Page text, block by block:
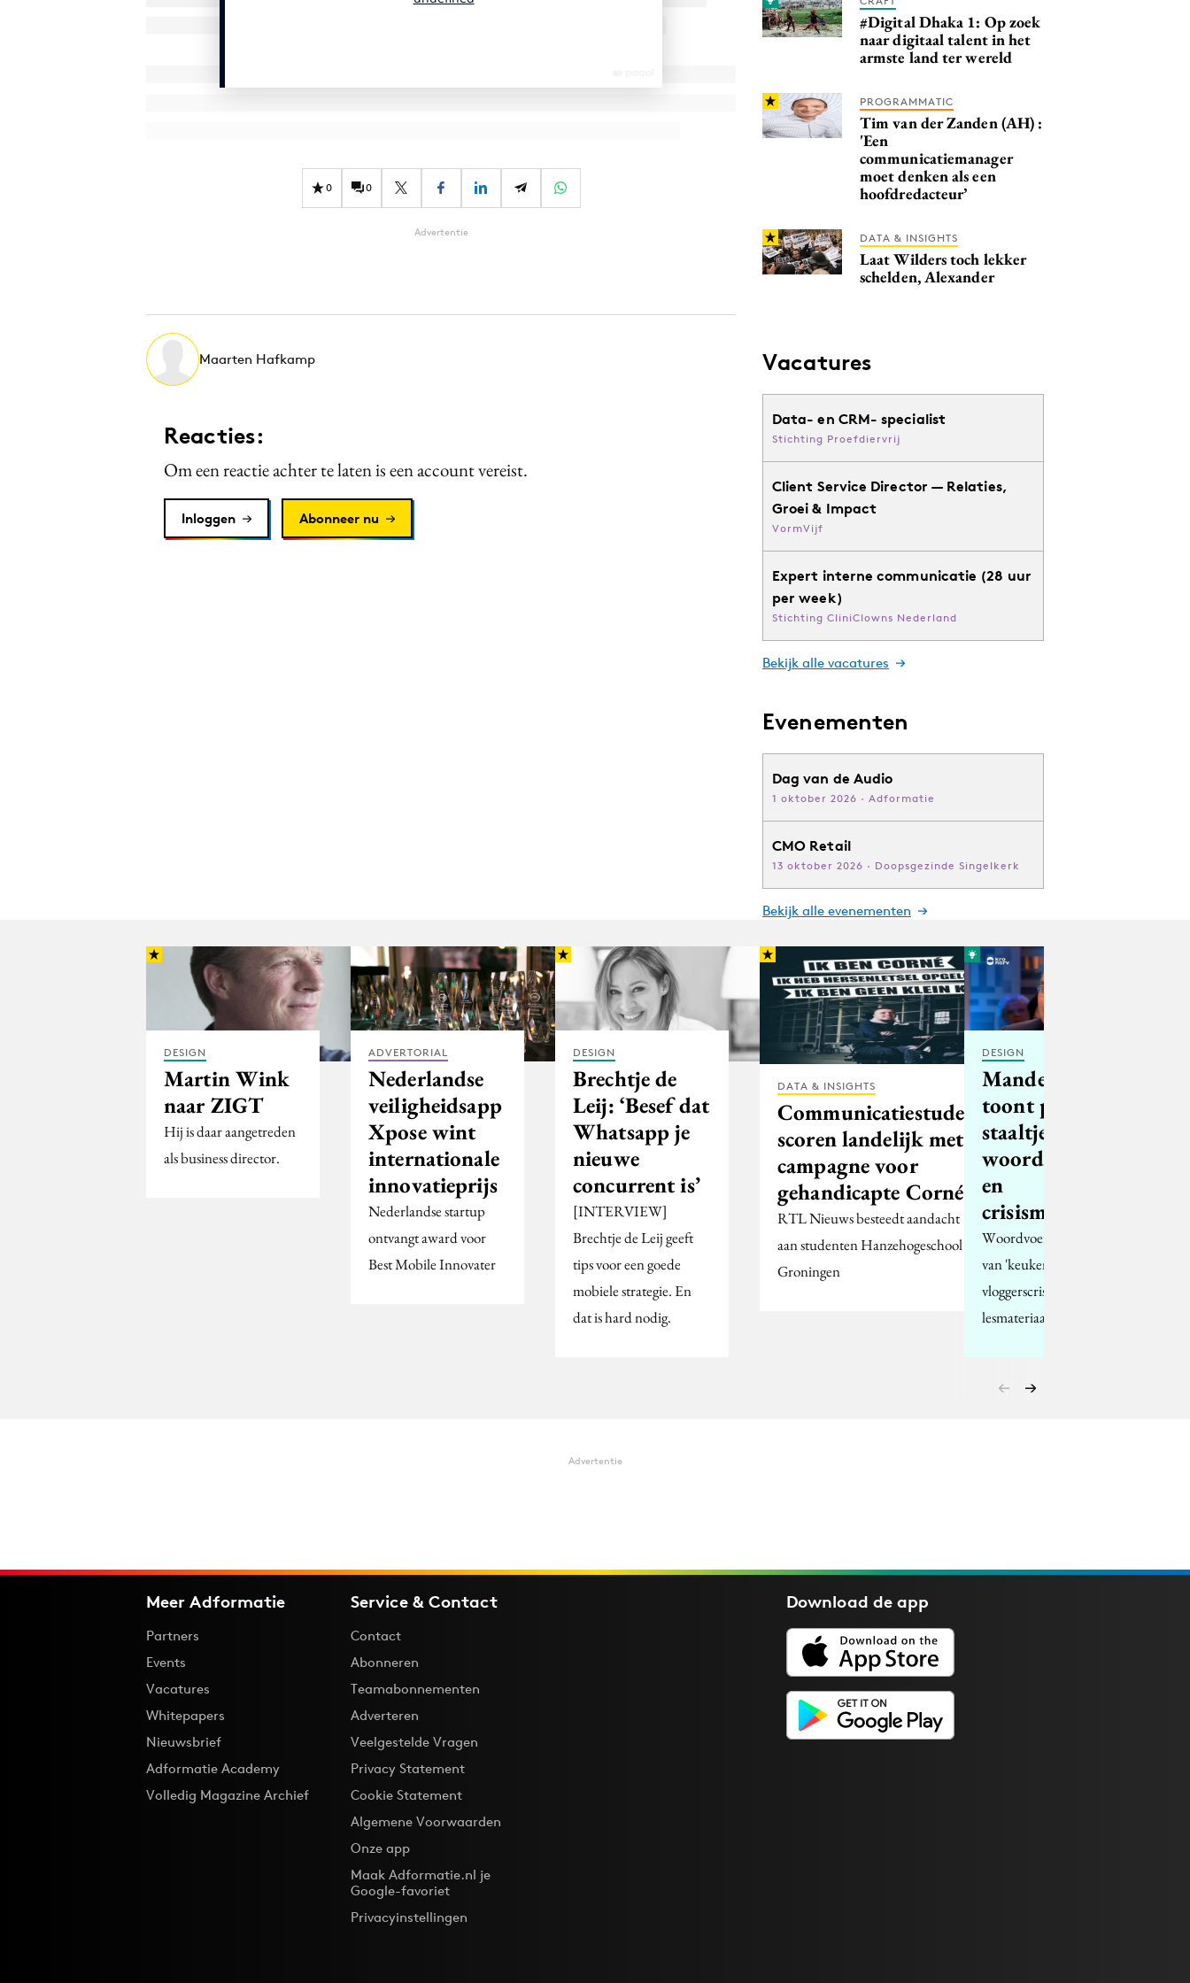
0 0
Advertentie
Maarten Hafkamp
Reacties:
Om een reactie achter te laten is een account vereist.
Inloggen Abonneer nu
#Digital Dhaka 1: Op zoek
naar digitaal talent in het
armste land ter wereld
PROGRAMMATIC
Tim van der Zanden (AH) :
'Een
communicatiemanager
moet denken als een
hoofdredacteur’
DATA & INSIGHTS
Laat Wilders toch lekker
schelden, Alexander
Vacatures
Data- en CRM- specialist
Stichting Proefdiervrij
Client Service Director — Relaties,
Groei & Impact
VormVijf
Expert interne communicatie (28 uur
per week)
Stichting CliniClowns Nederland
Bekijk alle vacatures
Evenementen
Dag van de Audio
1 oktober 2026 · Adformatie
CMO Retail
13 oktober 2026 · Doopsgezinde Singelkerk
Bekijk alle evenementen
DESIGN
Martin Wink
naar ZIGT
Hij is daar aangetreden
als business director.
ADVERTORIAL
Nederlandse
veiligheidsapp
Xpose wint
internationale
innovatieprijs
Nederlandse startup
ontvangt award voor
Best Mobile Innovater
DESIGN
Brechtje de
Leij: ‘Besef dat
Whatsapp je
nieuwe
concurrent is’
[INTERVIEW]
Brechtje de Leij geeft
tips voor een goede
mobiele strategie. En
dat is hard nodig.
DATA & INSIGHTS
Communicatiestudenten
scoren landelijk met
campagne voor
gehandicapte Corné
RTL Nieuws besteedt aandacht
aan studenten Hanzehogeschool
Groningen
DESIGN
Mandemakers
toont prachtig
staaltje
woordvoering
en
crisismanagement
Woordvoerderschap
van 'keukenprins' over
vloggerscrisis is
lesmateriaal
Advertentie
Meer Adformatie
Partners
Events
Vacatures
Whitepapers
Nieuwsbrief
Adformatie Academy
Volledig Magazine Archief
Service & Contact
Contact
Abonneren
Teamabonnementen
Adverteren
Veelgestelde Vragen
Privacy Statement
Cookie Statement
Algemene Voorwaarden
Onze app
Maak Adformatie.nl je
Google-favoriet
Privacyinstellingen
Download deapp